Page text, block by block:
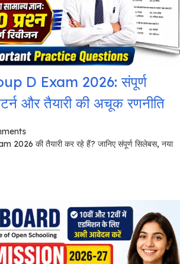
D Exam 2026: संपूर्ण
और तैयारी की अचूक रणनीति
की तैयारी कर रहे हैं? जानिए संपूर्ण सिलेबस, नया